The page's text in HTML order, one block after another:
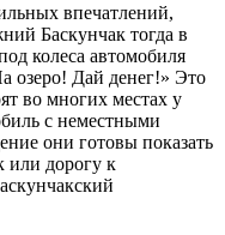
впечатлений,
Баскунчак тогда в
колеса автомобиля
озеро! Дай денег!» Это
во многих местах у
с неместными
они готовы показать
или дорогу к